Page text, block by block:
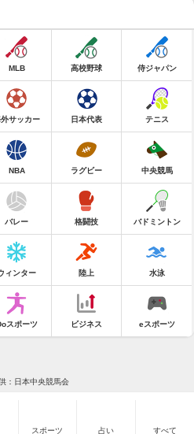
MLB 高校野球 侍ジャパン
サッカー 日本代表 テニス
NBA ラグビー 中央競馬
バレー 格闘技 バドミントン
ィンター 陸上 水泳
スポーツ ビジネス eスポーツ
：日本中央競馬会
スポーツ 占い すべて